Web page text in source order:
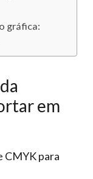
gráfica:
em
CMYK para